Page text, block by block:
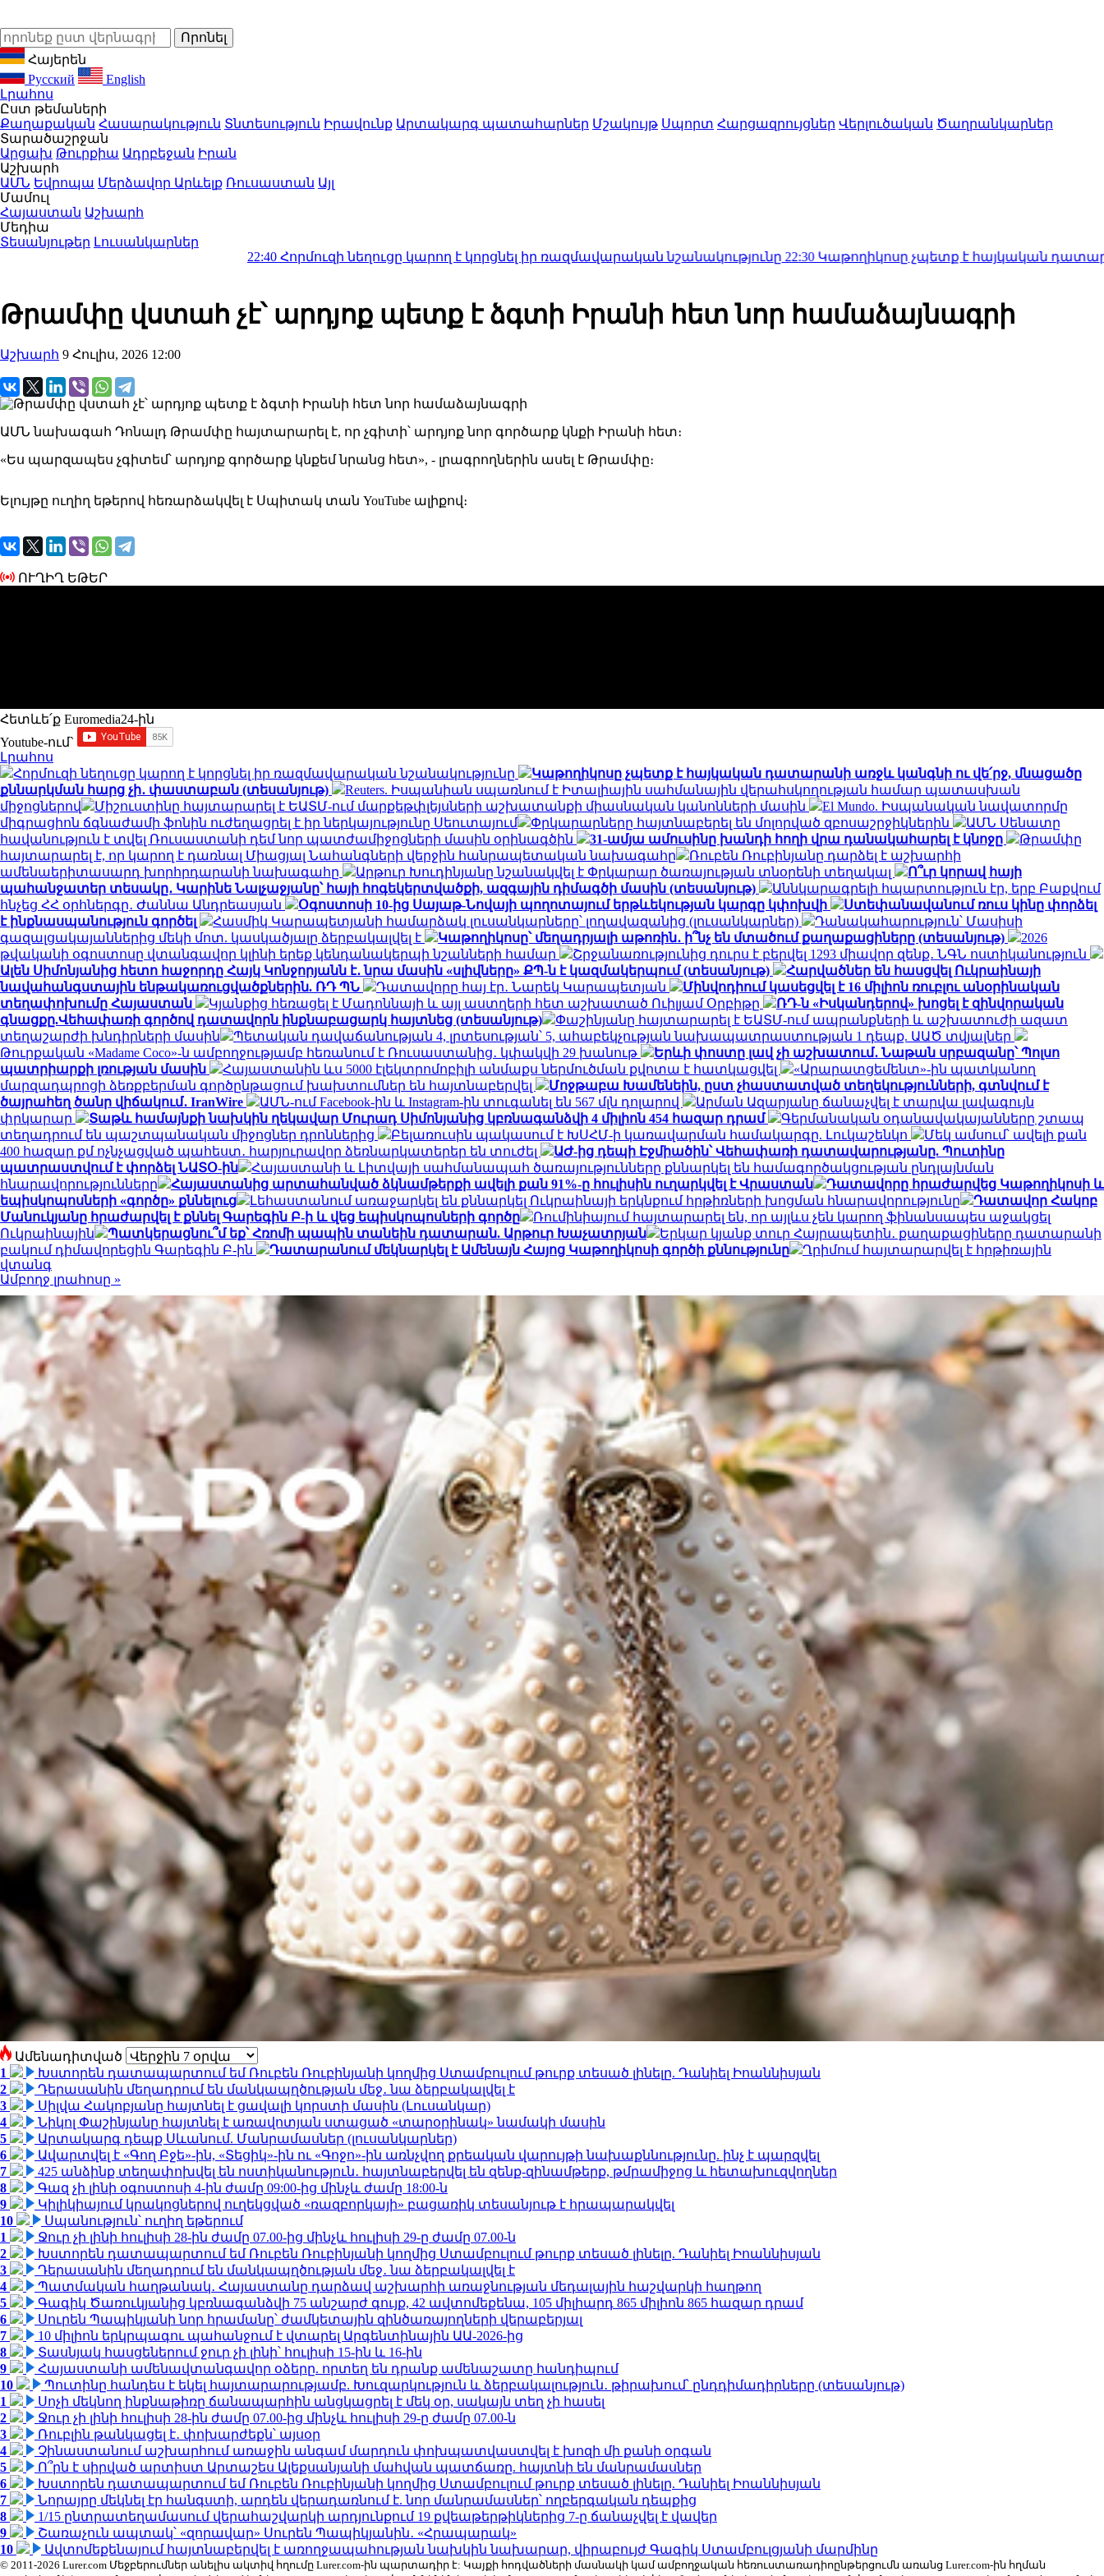
Հայերեն
Русский
English
Լրահոս
Ըստ թեմաների
Քաղաքական Հասարակություն Տնտեսություն Իրավունք Արտակարգ պատահարներ Մշակույթ Սպորտ Հարցազրույցներ Վերլուծական Ծաղրանկարներ
Տարածաշրջան
Արցախ Թուրքիա Ադրբեջան Իրան
Աշխարհ
ԱՄՆ Եվրոպա Մերձավոր Արևելք Ռուսաստան Այլ
Մամուլ
Հայաստան Աշխարհ
Մեդիա
Տեսանյութեր Լուսանկարներ
Հորմուզի նեղուցը կարող է կորցնել իր ռազմավարական նշանակությունը22:30Կաթողիկոսը չպետք է հայկական դատարանի առջև
Թրամփը վստահ չէ՝ արդյոք պետք է ձգտի Իրանի հետ նոր համաձայնագրի
Աշխարհ 9 Հուլիս, 2026 12:00
ԱՄՆ նախագահ Դոնալդ Թրամփը հայտարարել է, որ չգիտի՝ արդյոք նոր գործարք կնքի Իրանի հետ։
«Ես պարզապես չգիտեմ՝ արդյոք գործարք կնքեմ նրանց հետ», - լրագրողներին ասել է Թրամփը։
Ելույթը ուղիղ եթերով հեռարձակվել է Սպիտակ տան YouTube ալիքով։
ՈՒՂԻՂ ԵԹԵՐ
Հետևե՛ք Euromedia24-ին
Youtube-ում`
Լրահոս
Հորմուզի նեղուցը կարող է կորցնել իր ռազմավարական նշանակությունը
Կաթողիկոսը չպետք է հայկական դատարանի առջև կանգնի ու վե՛րջ, մնացածը
քննարկման հարց չի․ փաստաբան (տեսանյութ)
Reuters. Իսպանիան սպառնում է Իտալիային սահմանային վերահսկողության համար պատասխան
միջոցներով
Միշուստինը հայտարարել է ԵԱՏՄ-ում մարքեթփլեյսների աշխատանքի միասնական կանոնների մասին
El Mundo. Իսպանական նավատորմը
միգրացիոն ճգնաժամի ֆոնին ուժեղացրել է իր ներկայությունը Սեուտայում
Փրկարարները հայտնաբերել են մոլորված զբոսաշրջիկներին
ԱՄՆ Սենատը
հավանություն է տվել Ռուսաստանի դեմ նոր պատժամիջոցների մասին օրինագծին
31-ամյա ամուսինը խանդի հողի վրա դանակահարել է կնոջը
Թրամփը
հայտարարել է, որ կարող է դառնալ Միացյալ Նահանգների վերջին հանրապետական ​​նախագահը
Ռուբեն Ռուբինյանը դարձել է աշխարհի
ամենաերիտասարդ խորհրդարանի նախագահը
Արթուր Խուդինյանը նշանակվել է Փրկարար ծառայության տնօրենի տեղակալ
Ո՞ւր կորավ հայի
պահանջատեր տեսակը․ Կարինե Նալչաջյանը՝ հայի հոգեկերտվածքի, ազգային դիմագծի մասին (տեսանյութ)
Աննկարագրելի հպարտություն էր, երբ Բաքվում
հնչեց ՀՀ օրհներգը․ Ժաննա Անդրեասյան
Օգոստոսի 10-ից Սայաթ-Նովայի պողոտայում երթևեկության կարգը կփոխվի
Ստեփանավանում ռուս կինը փորձել
է ինքնասպանություն գործել
Հասմիկ Կարապետյանի համարձակ լուսանկարները՝ լողավազանից (լուսանկարներ)
Դանակահարություն՝ Մասիսի
գազալցակայաններից մեկի մոտ. կասկածյալը ձերբակալվել է
Կաթողիկոսը՝ մեղադրյալի աթոռին․ ի՞նչ են մտածում քաղաքացիները (տեսանյութ)
2026
թվականի օգոստոսը վտանգավոր կլինի երեք կենդանակերպի նշանների համար
Շրջանառությունից դուրս է բերվել 1293 միավոր զենք․ ՆԳՆ ոստիկանություն
Ալեն Սիմոնյանից հետո հաջորդը Հայկ Կոնջորյանն է․ նրա մասին «սլիվները» ՔՊ-ն է կազմակերպում (տեսանյութ)
Հարվածներ են հասցվել Ուկրաինայի
նավահանգստային ենթակառուցվածքներին. ՌԴ ՊՆ
Դատավորը հայ էր․ Նարեկ Կարապետյան
Մինվոդիում կասեցվել է 16 միլիոն ռուբլու անօրինական
տեղափոխումը Հայաստան
Կյանքից հեռացել է Մադոննայի և այլ աստղերի հետ աշխատած Ուիլյամ Օրբիթը
ՌԴ-ն «Իսկանդերով» խոցել է զինվորական
գնացքը.Վեհափառի գործով դատավորն ինքնաբացարկ հայտնեց (տեսանյութ)
Փաշինյանը հայտարարել է ԵԱՏՄ-ում ապրանքների և աշխատուժի ազատ
տեղաշարժի խնդիրների մասին
Պետական դավաճանության 4, լրտեսության՝ 5, ահաբեկչության նախապատրաստության 1 դեպք. ԱԱԾ տվյալներ
Թուրքական «Madame Coco»-ն ամբողջությամբ հեռանում է Ռուսաստանից․ կփակվի 29 խանութ
Երևի փոստը լավ չի աշխատում․ Նաթան սրբազանը՝ Պոլսո
պատրիարքի լռության մասին
Հայաստանին ևս 5000 էլեկտրոմոբիլի անմաքս ներմուծման քվոտա է հատկացվել
«Արարատցեմենտ»-ին պատկանող
մարզադպրոցի ձեռքբերման գործընթացում խախտումներ են հայտնաբերվել
Մոջթաբա Խամենեին, ըստ չհաստատված տեղեկությունների, գտնվում է
ծայրահեղ ծանր վիճակում․ IranWire
ԱՄՆ-ում Facebook-ին և Instagram-ին տուգանել են 567 մլն դոլարով
Արման Ազարյանը ճանաչվել է տարվա լավագույն
փրկարար
Տաթև համայնքի նախկին ղեկավար Մուրադ Սիմոնյանից կբռնագանձվի 4 միլիոն 454 հազար դրամ
Գերմանական օդանավակայանները շտապ
տեղադրում են պաշտպանական միջոցներ դրոններից
Բելառուսին պակասում է ԽՍՀՄ-ի կառավարման համակարգը. Լուկաշենկո
Մեկ ամսում՝ ավելի քան
400 հազար քմ ոչնչացված պահեստ․ հարյուրավոր ձեռնարկատերեր են տուժել
ԱԺ-ից դեպի Էջմիածին՝ Վեհափառի դատավարությանը. Պուտինը
պատրաստվում է փորձել ՆԱՏՕ-ին
Հայաստանի և Լիտվայի սահմանապահ ծառայությունները քննարկել են համագործակցության ընդլայնման
հնարավորությունները
Հայաստանից արտահանված ձկնամթերքի ավելի քան 91%-ը հուլիսին ուղարկվել է Վրաստան
Դատավորը հրաժարվեց Կաթողիկոսի և
եպիսկոպոսների «գործը» քննելուց
Լեհաստանում առաջարկել են քննարկել Ուկրաինայի երկնքում հրթիռների խոցման հնարավորությունը
Դատավոր Հակոբ
Մանուկյանը հրաժարվել է քննել Գարեգին Բ-ի և վեց եպիսկոպոսների գործը
Ռումինիայում հայտարարել են, որ այլևս չեն կարող ֆինանսապես աջակցել
Ուկրաինային
Պատկերացնու՞մ եք՝ Հռոմի պապին տանեին դատարան. Արթուր Խաչատրյան
Երկար կյանք տուր Հայրապետին․ քաղաքացիները դատարանի
բակում դիմավորեցին Գարեգին Բ-ին
Դատարանում մեկնարկել է Ամենայն Հայոց Կաթողիկոսի գործի քննությունը
Ղրիմում հայտարարվել է հրթիռային
վտանգ
Ամբողջ լրահոսը »
Ամենադիտված
1
Խստորեն դատապարտում եմ Ռուբեն Ռուբինյանի կողմից Ստամբուլում թուրք տեսած լինելը. Դանիել Իոաննիսյան
2
Դերասանին մեղադրում են մանկապղծության մեջ․ նա ձերբակալվել է
3
Սիլվա Հակոբյանը հայտնել է ցավալի կորստի մասին (Լուսանկար)
4
Նիկոլ Փաշինյանը հայտնել է առավոտյան ստացած «տարօրինակ» նամակի մասին
5
Արտակարգ դեպք Սևանում. Մանրամասներ (լուսանկարներ)
6
Ավարտվել է «Գող Բջե»-ին, «Տեցիկ»-ին ու «Գոջո»-ին առնչվող քրեական վարույթի նախաքննությունը. ինչ է պարզվել
7
425 անձինք տեղափոխվել են ոստիկանություն․ հայտնաբերվել են զենք-զինամթերք, թմրամիջոց և հետախուզվողներ
8
Գազ չի լինի օգոստոսի 4-ին ժամը 09:00-ից մինչև ժամը 18:00-ն
9
Կիլիկիայում կրակոցներով ուղեկցված «ռազբորկայի» բացառիկ տեսանյութ է հրապարակվել
10
Սպանություն՝ ուղիղ եթերում
1
Ջուր չի լինի հուլիսի 28-ին ժամը 07.00-ից մինչև հուլիսի 29-ը ժամը 07.00-ն
2
Խստորեն դատապարտում եմ Ռուբեն Ռուբինյանի կողմից Ստամբուլում թուրք տեսած լինելը. Դանիել Իոաննիսյան
3
Դերասանին մեղադրում են մանկապղծության մեջ․ նա ձերբակալվել է
4
Պատմական հաղթանակ․ Հայաստանը դարձավ աշխարհի առաջնության մեդալային հաշվարկի հաղթող
5
Գագիկ Ծառուկյանից կբռնագանձվի 75 անշարժ գույք, 42 ավտոմեքենա, 105 միլիարդ 865 միլիոն 865 հազար դրամ
6
Սուրեն Պապիկյանի նոր հրամանը՝ ժամկետային զինծառայողների վերաբերյալ
7
10 միլիոն երկրպագու պահանջում է վտարել Արգենտինային ԱԱ-2026-ից
8
Տասնյակ հասցեներում ջուր չի լինի՝ հուլիսի 15-ին և 16-ին
9
Հայաստանի ամենավտանգավոր օձերը. որտեղ են դրանք ամենաշատը հանդիպում
10
Պուտինը հանդես է եկել հայտարարությամբ. Խուզարկություն և ձերբակալություն․ թիրախում՝ ընդդիմադիրները (տեսանյութ)
1
Սոչի մեկնող ինքնաթիռը ճանապարհին անցկացրել է մեկ օր, սակայն տեղ չի հասել
2
Ջուր չի լինի հուլիսի 28-ին ժամը 07.00-ից մինչև հուլիսի 29-ը ժամը 07.00-ն
3
Ռուբլին թանկացել է․ փոխարժեքն՝ այսօր
4
Չինաստանում աշխարհում առաջին անգամ մարդուն փոխպատվաստվել է խոզի մի քանի օրգան
5
Ո՞րն է սիրված արտիստ Արտաշես Ալեքսանյանի մահվան պատճառը. հայտնի են մանրամասներ
6
Խստորեն դատապարտում եմ Ռուբեն Ռուբինյանի կողմից Ստամբուլում թուրք տեսած լինելը. Դանիել Իոաննիսյան
7
Նորայրը մեկնել էր հանգստի, արդեն վերադառնում է. նոր մանրամասներ՝ ողբերգական դեպքից
8
1/15 ընտրատեղամասում վերահաշվարկի արդյունքում 19 քվեաթերթիկներից 7-ը ճանաչվել է վավեր
9
Շառաչուն ապտակ՝ «զորավար» Սուրեն Պապիկյանին․ «Հրապարակ»
10
Ավտոմեքենայում հայտնաբերվել է առողջապահության նախկին նախարար, վիրաբույժ Գագիկ Ստամբուլցյանի մարմինը
© 2011-2026 Lurer.com Մեջբերումներ անելիս ակտիվ հղումը Lurer.com-ին պարտադիր է: Կայքի հոդվածների մասնակի կամ ամբողջական հեռուստառադիոընթերցումն առանց Lurer.com-ին հղման